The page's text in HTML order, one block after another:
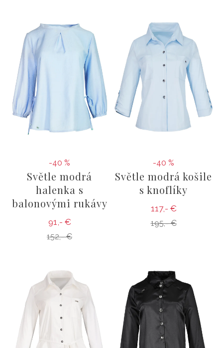
-40 %
Světle modrá
halenka s
balonovými rukávy
91,- €
152,- €
-40 %
Světle modrá košile
s knoflíky
117,- €
195,- €